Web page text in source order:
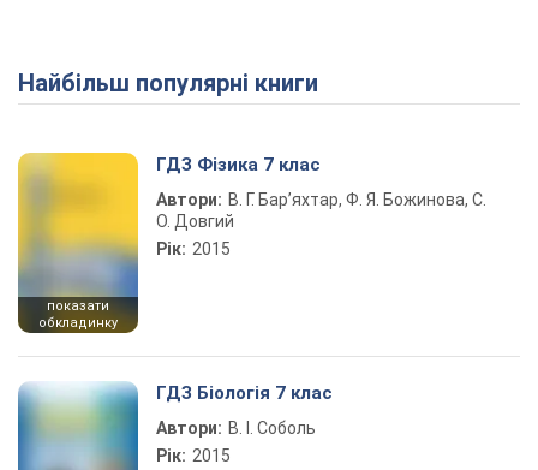
Найбільш популярні книги
показати
обкладинку
ГДЗ Фізика 7 клас
Автори: В. Г. Бар’яхтар, Ф. Я. Божинова, С.
О. Довгий
Рік: 2015
ГДЗ Біологія 7 клас
Автори: В. І. Соболь
Рік: 2015